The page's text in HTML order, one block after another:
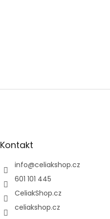
Kontakt
info@celiakshop.cz
601 101 445
CeliakShop.cz
celiakshop.cz